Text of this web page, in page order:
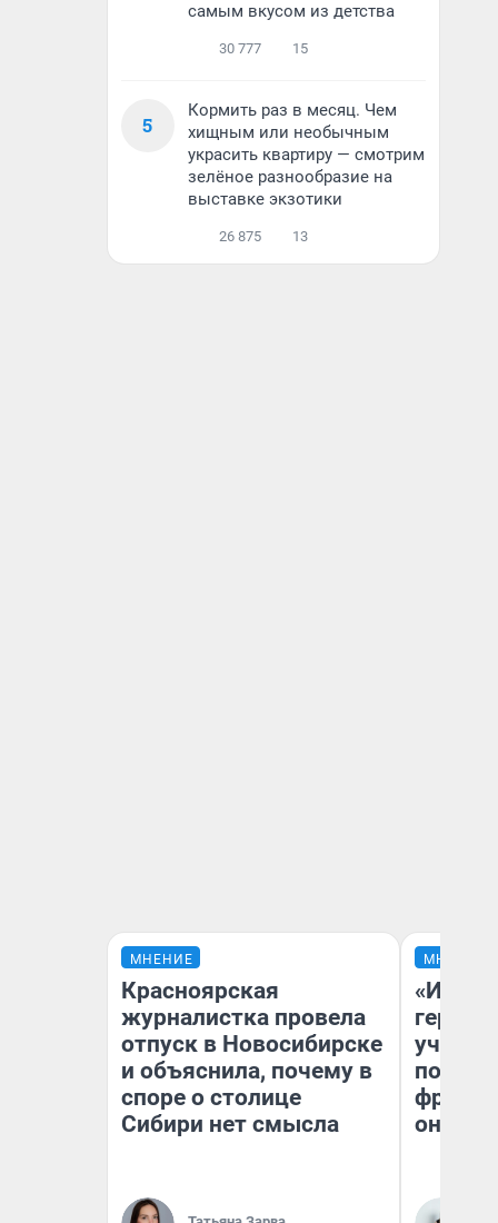
самым вкусом из детства
30 777 15
5
Кормить раз в месяц. Чем
хищным или необычным
украсить квартиру — смотрим
зелёное разнообразие на
выставке экзотики
26 875 13
МНЕНИЕ
Красноярская
журналистка провела
отпуск в Новосибирске
и объяснила, почему в
споре о столице
Сибири нет смысла
МНЕНИЕ
герои
учит
она